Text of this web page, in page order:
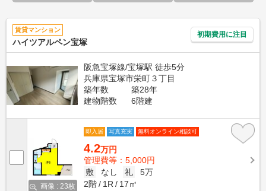
賃貸マンション
ハイツアルペン宝塚
初期費用に注目
阪急宝塚線/宝塚駅 徒歩5分
兵庫県宝塚市栄町３丁目
築年数
築28年
建物階数
6階建
画像 : 23枚
即入居 写真充実 無料オンライン相談可
4.2万円
管理費等：5,000円
敷
なし 礼
5万
2階
1R 17㎡